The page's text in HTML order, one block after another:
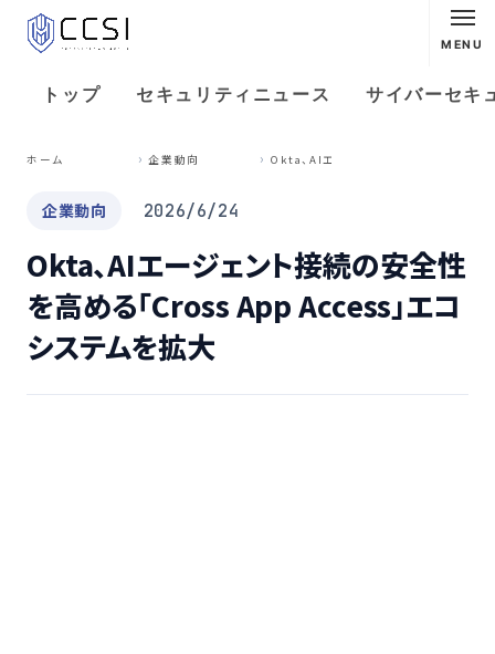
MENU
トップ セキュリティニュース サイバーセキ
ホーム 企業動向
企業動向 2026/6/24
Okta、AIエージェント接続の安全性
を高める「Cross App Access」エコ
システムを拡大